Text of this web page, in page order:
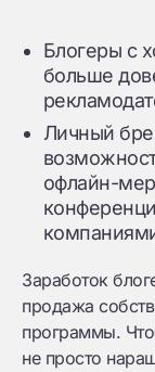
Блогеры с
больше
Личный
офлайн-
Заработок
продажа
программы.
не просто